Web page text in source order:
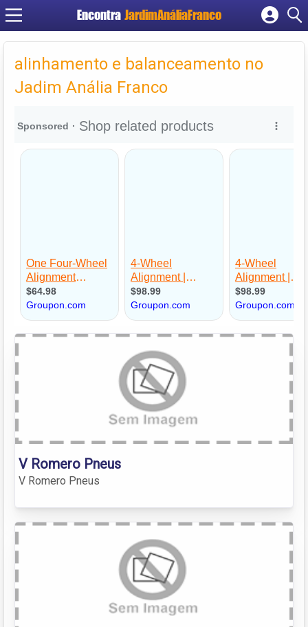
Encontra JardimAnáliaFranco
Cadastrar empresa
Criar conta
alinhamento e balanceamento no
Jadim Anália Franco
V Romero Pneus
V Romero Pneus